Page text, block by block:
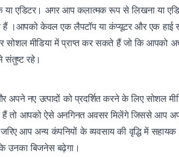
एडिटर। अगर आप कलात्मक रूप से लिखना या
।आपको केवल एक‌ लैपटॉप या कंप्यूटर और एक हाई
मीडिया में प्राप्त कर सकते हैं जो कि आपको
संतुष्ट रहे।
नए उत्पादों को प्रदर्शित करने के लिए सोशल
हैं तो आपको ऐसे अनगिनत अवसर मिलेंगे जिससे आप
जरिए आप अन्य कंपनियों के व्यवसाय की वृद्धि में
उनका बिजनेस बढ़ेगा।